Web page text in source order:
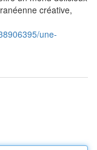
créative,
une-